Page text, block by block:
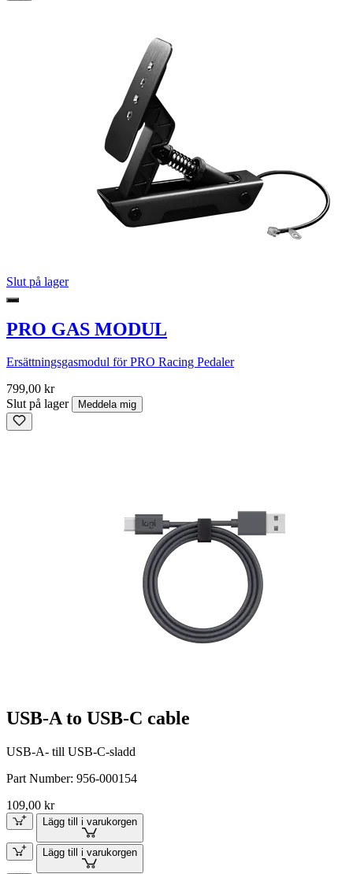
Slut på lager
PRO GAS MODUL
Ersättningsgasmodul för PRO Racing Pedaler
799,00 kr
Slut på lager
Meddela mig
USB-A to USB-C cable
USB-A- till USB-C-sladd
Part Number: 956-000154
109,00 kr
Lägg till i varukorgen
Lägg till i varukorgen